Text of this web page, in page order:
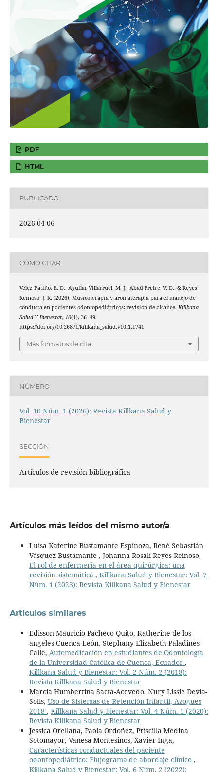
PDF
HTML
PUBLICADO
2026-04-06
CÓMO CITAR
Vélez Patiño, E. D., Aguilar Villarruel, M. J., Abad Freire, V. D., & Reyes
Reinoso, J. R. (2026). Musicoterapia y aromaterapia para el manejo de
conducta en pacientes odontopediátricos: revisión de alcance. Killkana
Salud Y Bienestar, 10(1), 36–49.
https://doi.org/10.26871/killkana_salud.v10i1.1741
Más formatos de cita
NÚMERO
Vol. 10 Núm. 1 (2026): Revista Killkana Salud y
Bienestar
SECCIÓN
Artículos de revisión bibliográfica
Artículos más leídos del mismo autor/a
Luisa Katerine Bustamante Espinoza, René Sebastián
Vásquez Bustamante , Johanna Rosalí Reyes Reinoso,
El rol de enfermería en el área quirúrgica: una
revisión sistemática , Killkana Salud y Bienestar: Vol. 7
Núm. 1 (2023): Revista Killkana Salud y Bienestar
Artículos similares
Edisson Mauricio Pacheco Quito, Katherine de los
angeles Cuenca León, Stephany Elizabeth Paladines
Calle, Automedicación en estudiantes de Odontología
de la Universidad Católica de Cuenca, Ecuador ,
Killkana Salud y Bienestar: Vol. 2 Núm. 2 (2018):
Revista Killkana Salud y Bienestar
Marcia Humbertina Sacta-Acevedo, Nury Lissie Devia-
Solis, Uso de Sistemas de Retención Infantil, Azogues
2018 , Killkana Salud y Bienestar: Vol. 4 Núm. 1 (2020):
Revista Killkana Salud y Bienestar
Jessica Orellana, Paola Ordoñez, Priscilla Medina
Sotomayor, Vanesa Montesinos, Xavier Inga,
Características conductuales del paciente
odontopediátrico: Flujograma de abordaje clínico ,
Killkana Salud y Bienestar: Vol. 6 Núm. 2 (2022):